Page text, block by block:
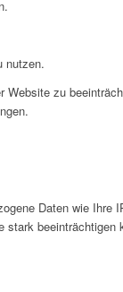
nutzen.
Website zu
Daten wie Ihre
stark beeinträchtigen